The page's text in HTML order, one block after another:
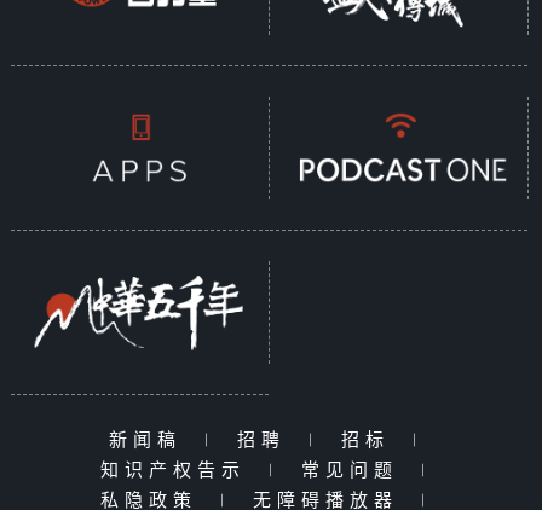
新闻稿 | 招聘 | 招标
|
知识产权告示
| 常见问题
|
私隐政策
| 无障碍播放器 |